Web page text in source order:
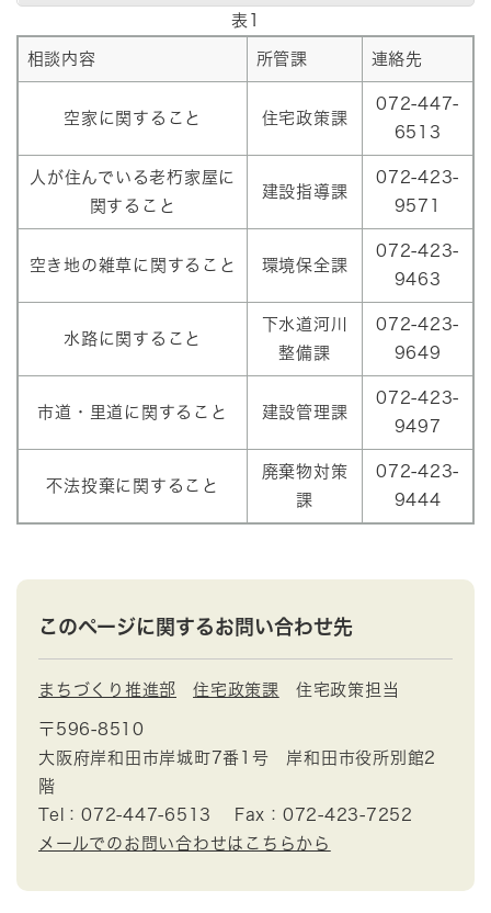
表1
相談内容 所管課 連絡先
空家に関すること 住宅政策課
072-447-
6513
人が住んでいる老朽家屋に
関すること
建設指導課
072-423-
9571
空き地の雑草に関すること 環境保全課
072-423-
9463
水路に関すること
下水道河川
整備課
072-423-
9649
市道・里道に関すること 建設管理課
072-423-
9497
不法投棄に関すること
廃棄物対策
課
072-423-
9444
このページに関するお問い合わせ先
まちづくり推進部 住宅政策課 住宅政策担当
〒596-8510
大阪府岸和田市岸城町7番1号 岸和田市役所別館2
階
Tel：072-447-6513
Fax：072-423-7252
メールでのお問い合わせはこちらから